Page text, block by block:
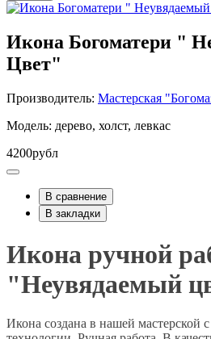
Икона Богоматери "
Цвет"
Производитель: Мастерская
Модель: дерево, холст, левкас
4200рубл
В сравнение
В закладки
Икона ручной
"Неувядаемый
Икона создана в нашей мастерской